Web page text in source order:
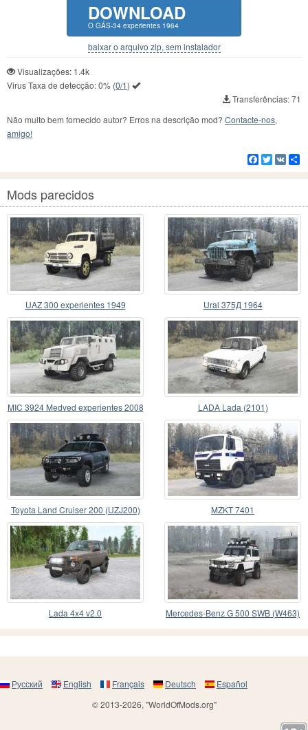
DOWNLOAD
O GÁS-34 experientes 1964
baixar o arquivo zip, sem instalador
Visualizações: 1.4k
Virus Taxa de detecção:0% (0/1)
Transferências: 71
Não muito bem fornecido autor? Erros na descrição mod? Contacte-nos,
amigo!
Facebook
Twitter
VK
Mods parecidos
UAZ 300 experientes 1949 Ural 375Д 1964
MIC 3924 Medved experientes 2008 LADA Lada (2101)
Toyota Land Cruiser 200 (UZJ200)
2008
MZKT 7401
Lada 4x4 v2.0 Mercedes-Benz G 500 SWB (W463)
Русский English Français Deutsch
Español
© 2013-2026, "WorldOfMods.org"